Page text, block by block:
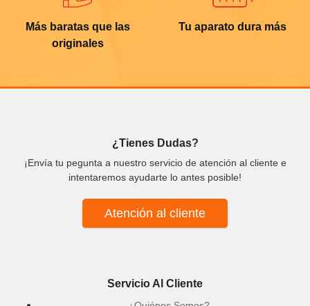
Más baratas que las
originales
Tu aparato dura más
¿Tienes Dudas?
¡Envía tu pegunta a nuestro servicio de atención al cliente e
intentaremos ayudarte lo antes posible!
Atención al cliente
Servicio Al Cliente